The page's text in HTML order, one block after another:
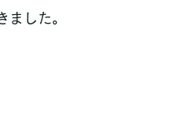
ました。